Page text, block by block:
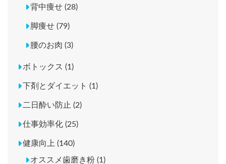
背中痩せ (28)
脚痩せ (79)
腰のお肉 (3)
ボトックス (1)
下剤とダイエット (1)
二日酔い防止 (2)
仕事効率化 (25)
健康向上 (140)
オススメ歯磨き粉 (1)